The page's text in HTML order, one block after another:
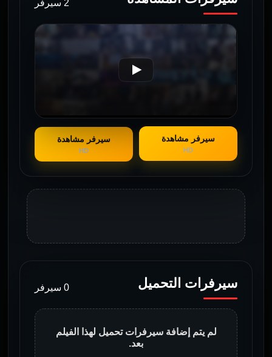
2 سيرفر
سيرفر مشاهدة
HD
سيرفر مشاهدة
HD
سيرفرات التحميل 0 سيرفر
لم يتم إضافة سيرفرات تحميل لهذا الفيلم
بعد.